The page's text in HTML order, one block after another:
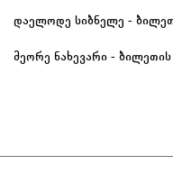
დაელოდე სიბნელე -
მეორე ნახევარი -